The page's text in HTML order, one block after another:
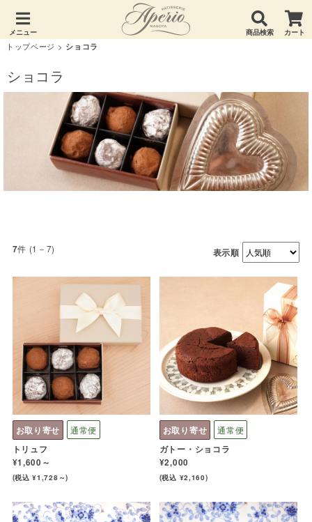
メニュー 商品検索 カート
トップページ > ショコラ
ショコラ
7件 (1－7) 表示順
お取り寄せ 通常便
トリュフ
¥1,600～
(税込 ¥1,728～)
お取り寄せ 通常便
ガトー・ショコラ
¥2,000
(税込 ¥2,160)